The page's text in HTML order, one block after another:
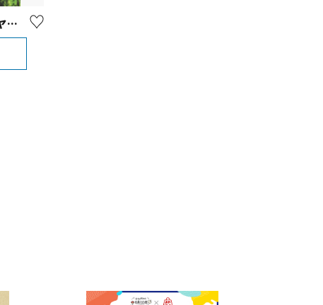
【開催終了】みやがせミーヤ館 夏休みクラフト体験